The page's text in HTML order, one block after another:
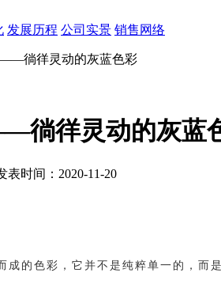
发展历程 公司实景 销售网络
徜徉灵动的灰蓝色彩
徜徉灵动的灰蓝
表时间：2020-11-20
成的色彩，它并不是纯粹单一的，而